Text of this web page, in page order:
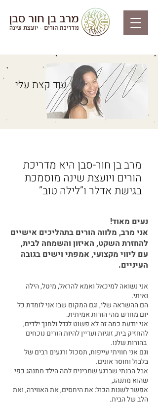
עוד קצת עלי
מרב בן חור-סבן היא מדריכת
הורים ויועצת שינה מוסמכת
בגישת אדלר ו”לילה טוב”
נעים מאוד!
אני מרב, מלווה הורים בתהליכים אישיים
להחזרת השקט, האיזון והשמחה לבית,
עם ליווי מקצועי, אמפתי וישים בגובה
העיניים.
אני נשואה למיכאל ואמא להראל, מיטל, הילה
ואיתי.
הם ההשראה שלי, וגם המקום שבו אני לומדת כל
יום מחדש מהי הורות אמיתית.
אני יודעת כמה זה לא פשוט לגדל ולחנך ילדים,
להחזיק בית, זוגיות ועדיין להיות הורים נוכחים
בהורות שלנו.
וגם אני חוויתי עייפות, תסכול ורגעים רבים של
בלבול וחוסר אונים.
אבל הבנתי שברגע שמבינים למה הילד מתנהג כפי
שהוא מתנהג,
אפשר לשנות הכול: את היחסים, את האווירה, ואת
הלב של הבית.